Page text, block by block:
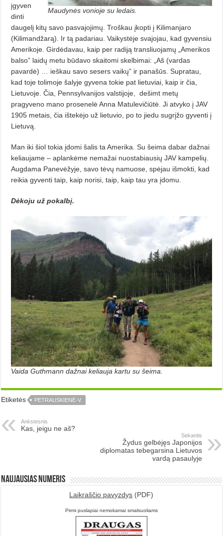
Maudynės vonioje su ledais.
įgyven
dinti
daugelį kitų savo pasvajojimų. Troškau įkopti į Kilimanjaro
(Kilimandžarą). Ir tą padariau. Vaikystėje svajojau, kad gyvensiu
Amerikoje. Girdėdavau, kaip per radiją transliuojamų „Amerikos
balso” laidų metu būdavo skaitomi skelbimai: „Aš (vardas
pavardė) … ieškau savo sesers vaikų” ir panašūs. Supratau,
kad toje tolimoje šalyje gyvena tokie pat lietuviai, kaip ir čia,
Lietuvoje. Čia, Pennsylvanijos valstijoje,
dešimt metų
pragyveno mano prosenelė Anna Matulevičiūtė. Ji atvyko į JAV
1905 metais, čia ištekėjo už lietuvio, po to jiedu sugrįžo gyventi į
Lietuvą.
Man iki šiol tokia įdomi šalis ta Amerika. Su šeima dabar dažnai
keliaujame – aplankėme nemažai nuostabiausių JAV kampelių.
Augdama Panevėžyje, savo tėvų namuose, spėjau išmokti, kad
reikia gyventi taip, kaip norisi, taip, kaip tau yra įdomu.
Dėkoju už pokalbį.
Vaida Guthmann dažnai keliauja kartu su šeima.
Etiketės PETRAUSKIENĖ-V.
Ankstesnis
Kas, jeigu ne aš?
Sekantis
Žydus gelbėjęs Japonijos
diplomatas tebegarsina Lietuvos
vardą pasaulyje
Naujausias numeris
Laikraščio pavyzdys (PDF)
Pirmi puslapiai nemokamai smalsuoliams